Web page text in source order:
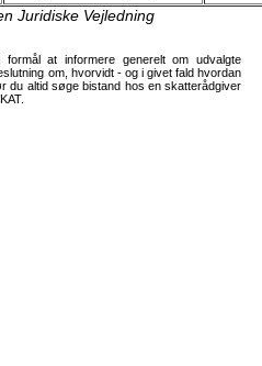
Juridiske Vejledning
at informere generelt om udvalgte
om, hvorvidt - og i givet fald hvordan
du altid søge bistand hos en skatterådgiver